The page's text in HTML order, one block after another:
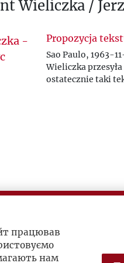
Wieliczka /
Propozycja
Sao Paulo, 1963-
Wieliczka przesyła
ostatecznie taki
працював
нам